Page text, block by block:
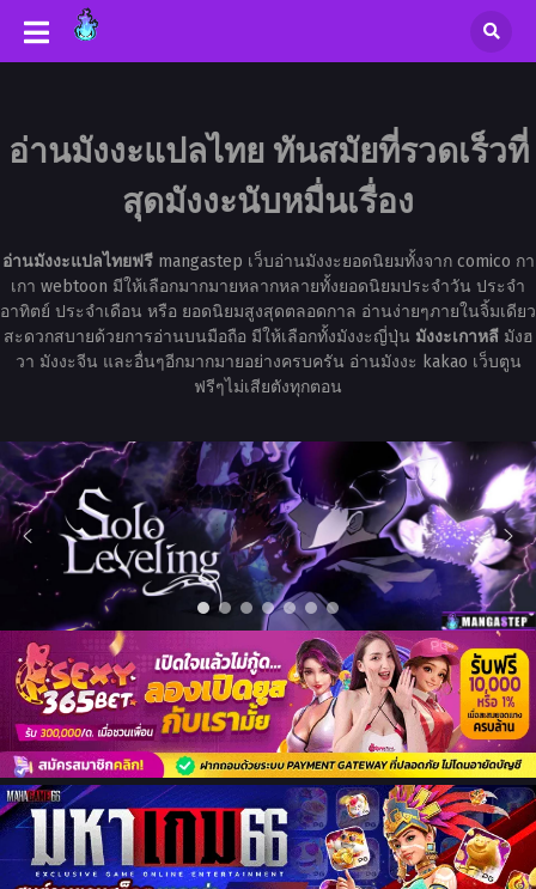
อ่านมังงะแปลไทย ทันสมัยที่รวดเร็วที่
สุดมังงะนับหมื่นเรื่อง
อ่านมังงะแปลไทยฟรีmangastep เว็บอ่านมังงะยอดนิยมทั้งจาก comico กา
เกา webtoon มีให้เลือกมากมายหลากหลายทั้งยอดนิยมประจำวัน ประจำ
อาทิตย์ ประจำเดือน หรือ ยอดนิยมสูงสุดตลอดกาล อ่านง่ายๆภายในจิ้มเดียว
สะดวกสบายด้วยการอ่านบนมือถือ มีให้เลือกทั้งมังงะญี่ปุ่น มังงะเกาหลีมังฮ
วา มังงะจีน และอื่นๆอีกมากมายอย่างครบครัน อ่านมังงะ kakao เว็บตูน
ฟรีๆไม่เสียตังทุกตอน